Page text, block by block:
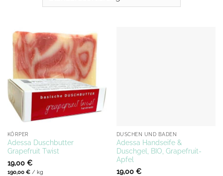
KÖRPER
Adessa Duschbutter
Grapefruit Twist
19,00 €
190,00 €/ kg
DUSCHEN UND BADEN
Adessa Handseife &
Duschgel, BIO, Grapefruit-
Apfel
19,00 €